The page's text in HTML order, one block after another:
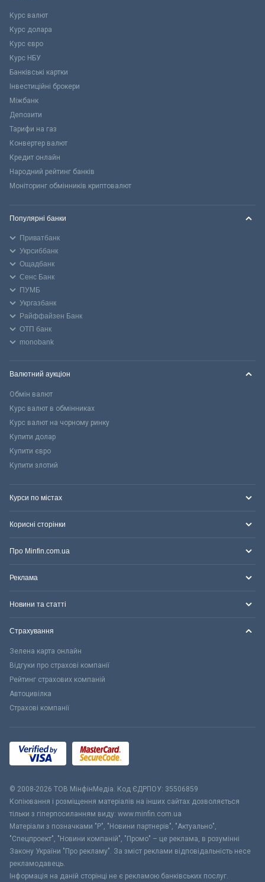
Курс валют
Курс долара
Курс євро
Курс НБУ
Банківські картки
Інвестиційні брокери
Міжбанк
Депозити
Тарифи на газ
Конвертер валют
Кредит онлайн
Народний рейтинг банків
Моніторинг обмінників криптовалют
Популярні банки
Приватбанк
Укрсиббанк
Ощадбанк
Сенс Банк
ПУМБ
Укргазбанк
Райффайзен Банк
ОТП банк
monobank
Валютний аукціон
Обмін валют
Курс валют в обмінниках
Курс валют на чорному ринку
Купити долар
Купити євро
Купити злотий
Курси по містах
Корисні сторінки
Про Minfin.com.ua
Реклама
Новини та статті
Страхування
Зелена карта онлайн
Відгуки про страхові компанії
Рейтинг страхових компаній
Автоцивілка
Страхові компанії
© 2008-2026 ТОВ МiнфiнМедiа. Код ЄДРПОУ: 35506859
Копіювання і розміщення матеріалів на інших сайтах дозволяється
тільки з гіперпосиланням виду: www.minfin.com.ua
Матеріали з позначками "Р", "Новини партнерів", "Актуально",
"Спецпроект", "Новини компаній", "Промо" – це реклама, в розумінні
Закону України "Про рекламу". За зміст реклами відповідальність несе
рекламодавець.
Інформація на даній сторінці не є рекламою банківських послуг.